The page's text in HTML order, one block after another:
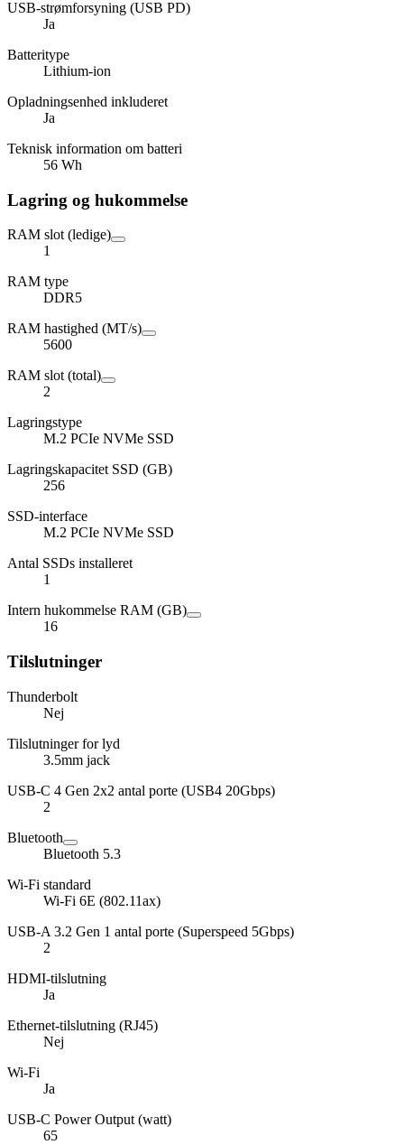
USB-strømforsyning (USB PD)
Ja
Batteritype
Lithium-ion
Opladningsenhed inkluderet
Ja
Teknisk information om batteri
56 Wh
Lagring og hukommelse
RAM slot (ledige)
1
RAM type
DDR5
RAM hastighed (MT/s)
5600
RAM slot (total)
2
Lagringstype
M.2 PCIe NVMe SSD
Lagringskapacitet SSD (GB)
256
SSD-interface
M.2 PCIe NVMe SSD
Antal SSDs installeret
1
Intern hukommelse RAM (GB)
16
Tilslutninger
Thunderbolt
Nej
Tilslutninger for lyd
3.5mm jack
USB-C 4 Gen 2x2 antal porte (USB4 20Gbps)
2
Bluetooth
Bluetooth 5.3
Wi-Fi standard
Wi-Fi 6E (802.11ax)
USB-A 3.2 Gen 1 antal porte (Superspeed 5Gbps)
2
HDMI-tilslutning
Ja
Ethernet-tilslutning (RJ45)
Nej
Wi-Fi
Ja
USB-C Power Output (watt)
65